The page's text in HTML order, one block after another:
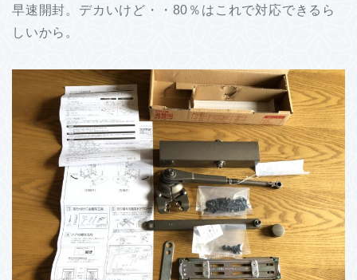
早速開封。デカいけど・・80％はこれで対応できるら
しいから。